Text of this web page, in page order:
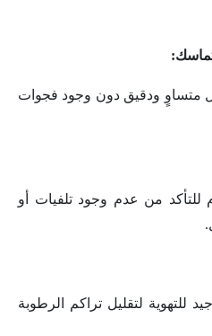
متساوٍ ودقيق دون وجود فجوات
للتأكد من عدم وجود تلفيات أو
لتقليل تراكم الرطوبة